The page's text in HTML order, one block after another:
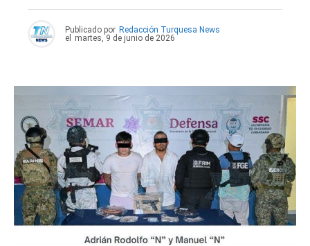
Publicado por Redacción Turquesa News
el
martes, 9 de junio de 2026